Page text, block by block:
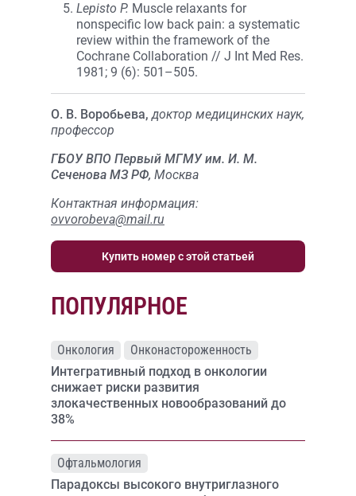
Lepisto P. Muscle relaxants for
nonspecific low back pain: a systematic
review within the framework of the
Cochrane Collaboration // J Int Med Res.
1981; 9 (6): 501–505.
О. В. Воробьева, доктор медицинских наук,
профессор
ГБОУ ВПО Первый МГМУ им. И. М.
Сеченова МЗ РФ, Москва
Контактная информация:
ovvorobeva@mail.ru
Купить номер с этой статьей
ПОПУЛЯРНОЕ
Онкология
Онконастороженность
Интегративный подход в онкологии
снижает риски развития
злокачественных новообразований до
38%
Офтальмология
Парадоксы высокого внутриглазного